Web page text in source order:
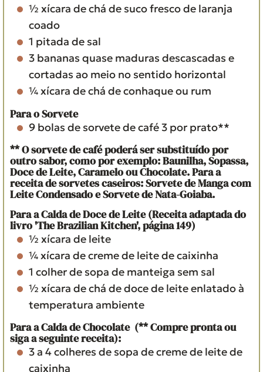
½ xícara de chá de suco fresco de laranja
coado
1 pitada de sal
3 bananas quase maduras descascadas e
cortadas ao meio no sentido horizontal
¼xícara de chá de conhaque ou rum
Para o Sorvete
9 bolas de sorvete de café3 por prato**
** O sorvete de café poderá ser substituído por
outro sabor, como por exemplo: Baunilha, Sopassa,
Doce de Leite, Caramelo ou Chocolate. Para a
receita de sorvetes caseiros: Sorvete de Manga com
Leite Condensado e Sorvete de Nata-Goiaba.
Para a Calda de Doce de Leite (Receita adaptada do
livro 'The Brazilian Kitchen', página 149)
½ xícara de leite
¼xícara de creme de leite de caixinha
1 colher de sopa de manteiga sem sal
½ xícara de chá de doce de leite enlatadoà
temperatura ambiente
Para a Calda de Chocolate (** Compre pronta ou
siga a seguinte receita):
3 a 4colheres de sopa de creme de leite de
caixinha